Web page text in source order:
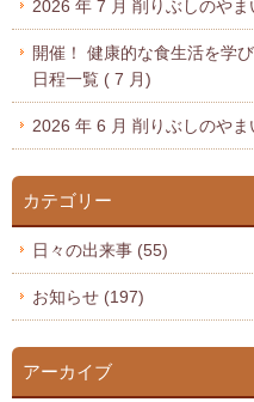
2026 年 7 月 削りぶしのや
開催！ 健康的な食生活を学
日程一覧 ( 7 月)
2026 年 6 月 削りぶしのや
カテゴリー
日々の出来事 (55)
お知らせ (197)
アーカイブ